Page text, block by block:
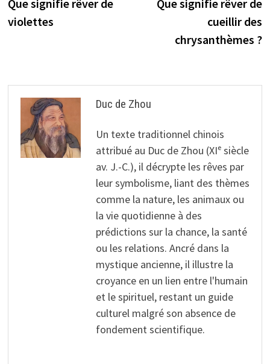
de
Que signifie rêver de
violettes
Que signifie rêver de
cueillir des
chrysanthèmes ?
Duc de Zhou
Un texte traditionnel chinois
attribué au Duc de Zhou (XIᵉ siècle
av. J.-C.), il décrypte les rêves par
leur symbolisme, liant des thèmes
comme la nature, les animaux ou
la vie quotidienne à des
prédictions sur la chance, la santé
ou les relations. Ancré dans la
mystique ancienne, il illustre la
croyance en un lien entre l'humain
et le spirituel, restant un guide
culturel malgré son absence de
fondement scientifique.